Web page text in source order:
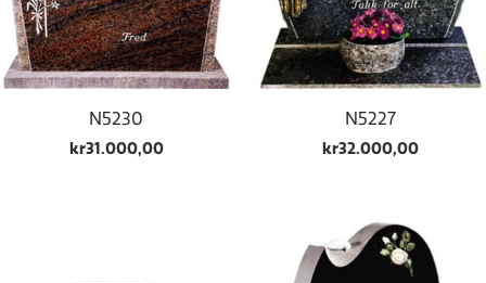
N5230
kr31.000,00
N5227
kr32.000,00